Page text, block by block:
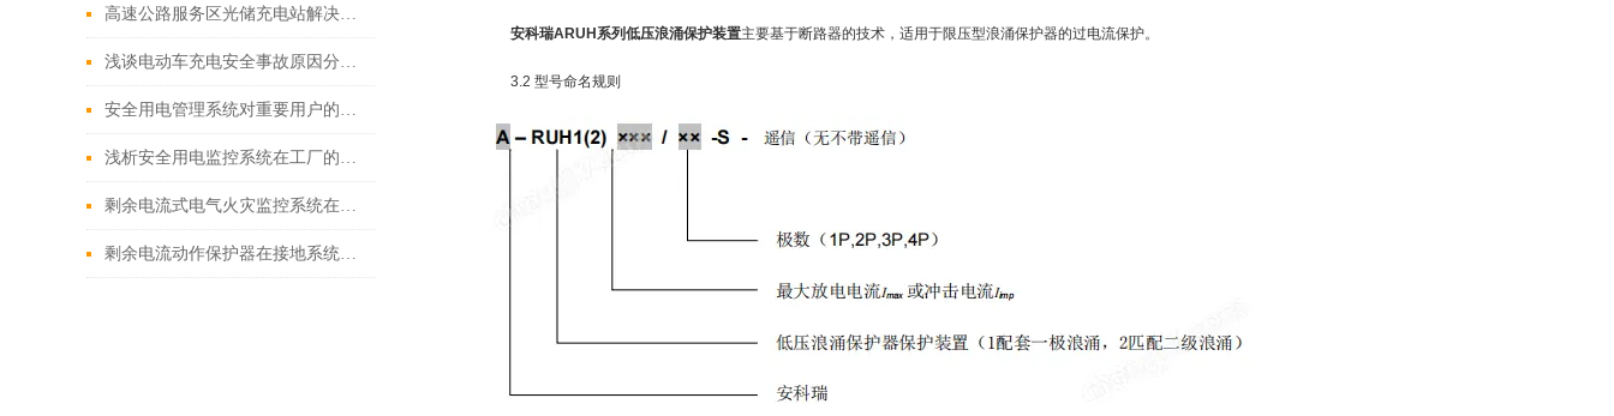
高速公路服务区光储充电站解决方案
浅谈电动车充电安全事故原因分析与解决方案
安全用电管理系统对重要用户的安全管理
浅析安全用电监控系统在工厂的研究与应用论述
剩余电流式电气火灾监控系统在高层建筑中的应用研究
剩余电流动作保护器在接地系统中的应用
安科瑞ARUH系列低压浪涌保护装置主要基于断路器的技术，适用于限压型浪涌保护器的过电流保护。
3.2 型号命名规则